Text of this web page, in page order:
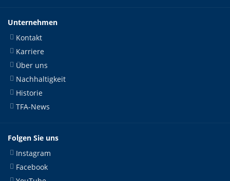
Unternehmen
Kontakt
Karriere
Über uns
Nachhaltigkeit
Historie
TFA-News
Folgen Sie uns
Instagram
Facebook